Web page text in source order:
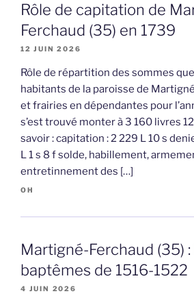
Rôle de capitation de
Ferchaud (35) en 1739
12 JUIN 2026
Rôle de répartition des sommes
habitants de la paroisse de
et frairies en dépendantes pour
s’est trouvé monter à 3 160 livres
savoir : capitation : 2 229 L 10 s
L 1 s 8 f solde, habillement,
entretinnement des […]
OH
Martigné-Ferchaud (35) :
baptêmes de 1516-1522
4 JUIN 2026